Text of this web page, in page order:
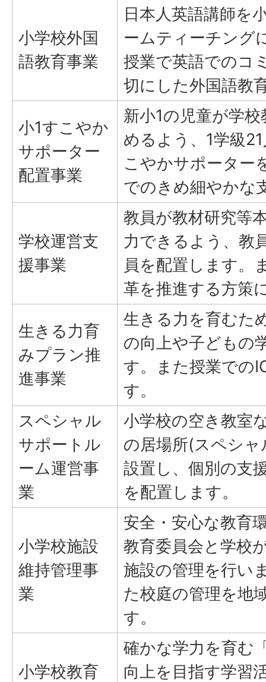
小学校外国
語教育事業
日本人英語講師を
ームティーチング
授業で英語でのコ
切にした外国語教
小1すこやか
サポーター
配置事業
新小1の児童が学
めるよう、1学級
こやかサポーター
でのきめ細やかな
学校運営支
援事業
教員が教材研究等
力できるよう、教
員を配置します。
革を推進する方策
生きる力育
みプラン推
進事業
生きる力を育むた
の向上や子どもの
す。また授業での
す。
スペシャル
サポートル
ーム運営事
業
小学校の空き教室
の居場所(スペシ
設置し、個別の支
を配置します。
小学校施設
維持管理事
業
安全・安心な教育
教育委員会と学校
施設の管理を行い
た校庭の管理を地
す。
小学校教育
確かな学力を育む
向上を目指す学習